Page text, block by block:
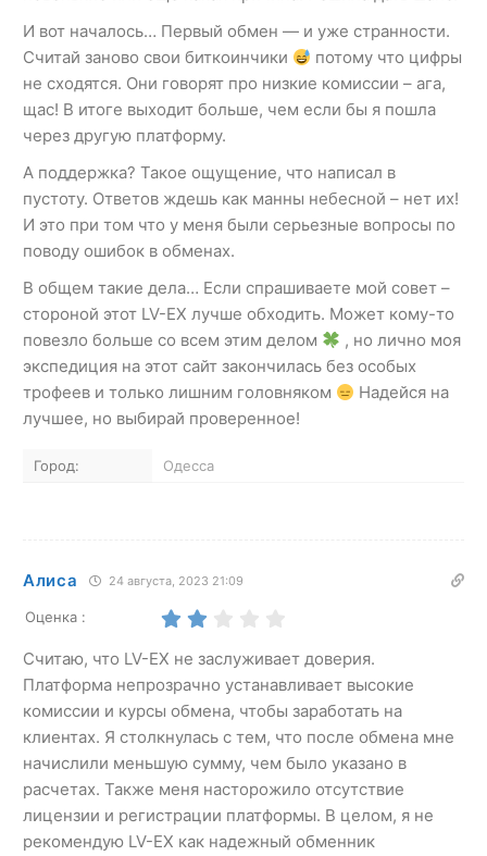
И вот началось… Первый обмен — и уже странности.
Считай заново свои биткоинчики
потому что цифры
не сходятся. Они говорят про низкие комиссии – ага,
щас! В итоге выходит больше, чем если бы я пошла
через другую платформу.
А поддержка? Такое ощущение, что написал в
пустоту. Ответов ждешь как манны небесной – нет их!
И это при том что у меня были серьезные вопросы по
поводу ошибок в обменах.
В общем такие дела… Если спрашиваете мой совет –
стороной этот LV-EX лучше обходить. Может кому-то
повезло больше со всем этим делом
, но лично моя
экспедиция на этот сайт закончилась без особых
трофеев и только лишним головняком
Надейся на
лучшее, но выбирай проверенное!
Город: Одесса
Алиса 24 августа, 2023 21:09
Оценка :
Считаю, что LV-EX не заслуживает доверия.
Платформа непрозрачно устанавливает высокие
комиссии и курсы обмена, чтобы заработать на
клиентах. Я столкнулась с тем, что после обмена мне
начислили меньшую сумму, чем было указано в
расчетах. Также меня насторожило отсутствие
лицензии и регистрации платформы. В целом, я не
рекомендую LV-EX как надежный обменник